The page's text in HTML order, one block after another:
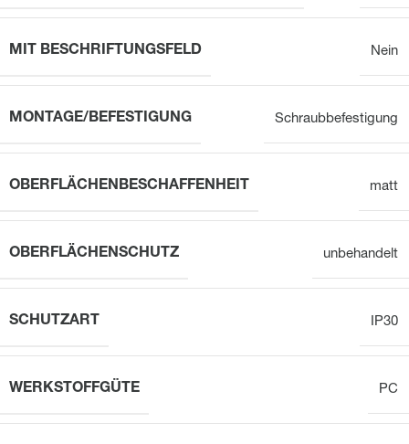
MIT BESCHRIFTUNGSFELD Nein
MONTAGE/BEFESTIGUNG Schraubbefestigung
OBERFLÄCHENBESCHAFFENHEIT matt
OBERFLÄCHENSCHUTZ unbehandelt
SCHUTZART IP30
WERKSTOFFGÜTE PC